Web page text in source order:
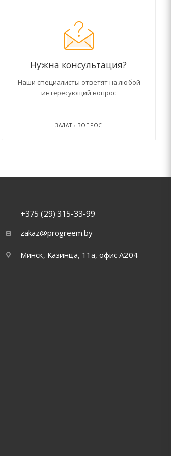
Нужна консультация?
Наши специалисты ответят на любой
интересующий вопрос
ЗАДАТЬ ВОПРОС
+375 (29) 315-33-99
zakaz@progreem.by
Минск, Казинца, 11а, офис А204